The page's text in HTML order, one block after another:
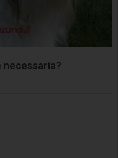
necessaria?